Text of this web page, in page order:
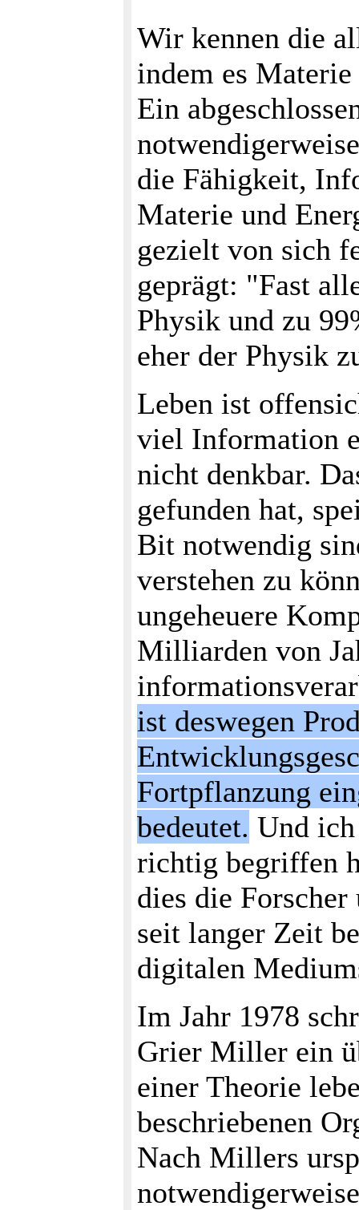
Wir kennen die
indem es
Ein
die Fähigkeit,
Materie und
gezielt von sich
geprägt: "Fast
Physik und zu
eher der Physik
Leben ist
viel Information
nicht denkbar.
gefunden hat,
Bit notwendig
verstehen zu
ungeheuere
Milliarden von
ist deswegen
Fortpflanzung
bedeutet. Und ich
richtig begriffen
dies die
seit langer Zeit
digitalen
Im Jahr 1978
Grier Miller ein
einer Theorie
beschriebenen
Nach Millers